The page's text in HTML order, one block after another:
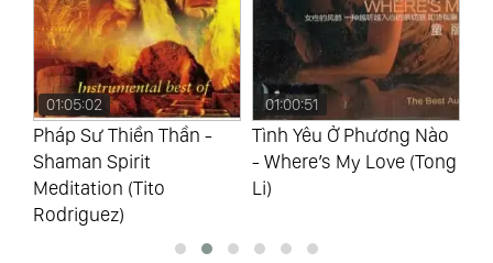
01:05:02
Pháp Sư Thiền Thần -
Shaman Spirit
Meditation (Tito
Rodriguez)
01:00:51
Tình Yêu Ở Phương Nào
- Where’s My Love (Tong
Li)